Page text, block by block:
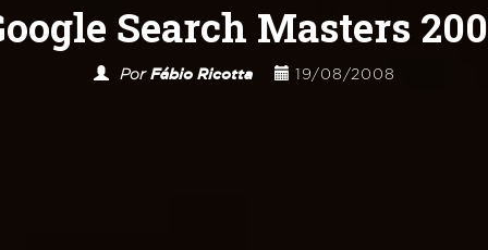
Search Masters
PorFábio Ricotta 19/08/2008